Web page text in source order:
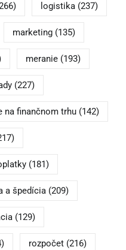
logistika(237)
marketing(135)
meranie(193)
(227)
na finančnom trhu(142)
(181)
a špedícia(209)
(129)
rozpočet(216)